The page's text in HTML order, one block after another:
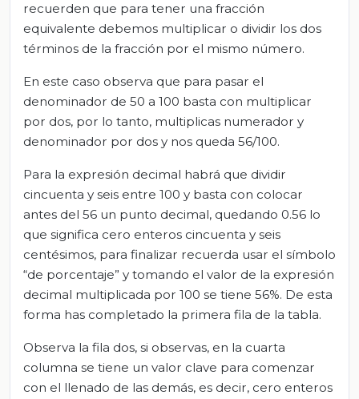
recuerden que para tener una fracción
equivalente debemos multiplicar o dividir los dos
términos de la fracción por el mismo número.
En este caso observa que para pasar el
denominador de 50 a 100 basta con multiplicar
por dos, por lo tanto, multiplicas numerador y
denominador por dos y nos queda 56/100.
Para la expresión decimal habrá que dividir
cincuenta y seis entre 100 y basta con colocar
antes del 56 un punto decimal, quedando 0.56 lo
que significa cero enteros cincuenta y seis
centésimos, para finalizar recuerda usar el símbolo
“de porcentaje” y tomando el valor de la expresión
decimal multiplicada por 100 se tiene 56%. De esta
forma has completado la primera fila de la tabla.
Observa la fila dos, si observas, en la cuarta
columna se tiene un valor clave para comenzar
con el llenado de las demás, es decir, cero enteros